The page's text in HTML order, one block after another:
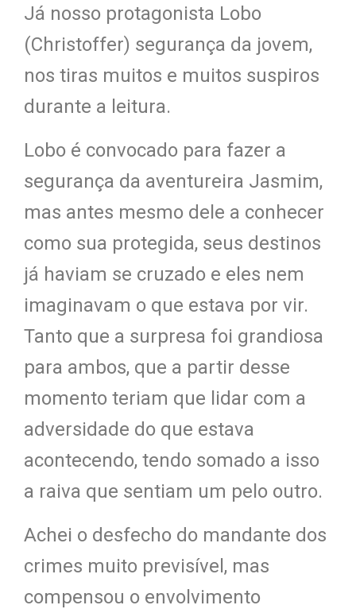
Já nosso protagonista Lobo
(Christoffer) segurança da jovem,
nos tiras muitos e muitos suspiros
durante a leitura.
Lobo é convocado para fazer a
segurança da aventureira Jasmim,
mas antes mesmo dele a conhecer
como sua protegida, seus destinos
já haviam se cruzado e eles nem
imaginavam o que estava por vir.
Tanto que a surpresa foi grandiosa
para ambos, que a partir desse
momento teriam que lidar com a
adversidade do que estava
acontecendo, tendo somado a isso
a raiva que sentiam um pelo outro.
Achei o desfecho do mandante dos
crimes muito previsível, mas
compensou o envolvimento